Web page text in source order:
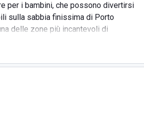
per i bambini, che possono divertirsi
sulla sabbia finissima di Porto
delle zone più incantevoli di
unica di spiaggia attrezzata
possono gustare deliziosi piatti